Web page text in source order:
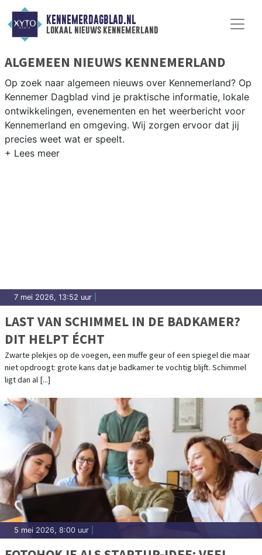
KENNEMERDAGBLAD.NL
lokaal nieuws kennemerland
ALGEMEEN NIEUWS KENNEMERLAND
Op zoek naar algemeen nieuws over Kennemerland? Op
Kennemer Dagblad vind je praktische informatie, lokale
ontwikkelingen, evenementen en het weerbericht voor
Kennemerland en omgeving. Wij zorgen ervoor dat jij
precies weet wat er speelt.
7 mei 2026, 13:52 uur
LAST VAN SCHIMMEL IN DE BADKAMER?
DIT HELPT ÉCHT
Zwarte plekjes op de voegen, een muffe geur of een spiegel die maar
niet opdroogt: grote kans dat je badkamer te vochtig blijft. Schimmel
ligt dan al [...]
5 mei 2026, 8:00 uur